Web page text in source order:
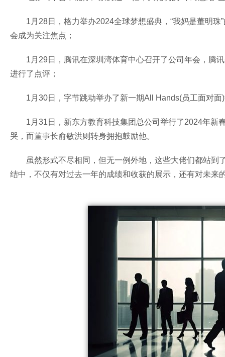
1月28日，格力举办2024全球梦想盛典，“我妈是董明
会成为关注焦点；
1月29日，腾讯在深圳湾体育中心召开了公司年会，腾
进行了点评；
1月30日，字节跳动举办了新一期All Hands(员工面对
1月31日，新东方教育科技集团总公司举行了2024年新
哭，而董事长俞敏洪则转身拥抱鼓励他。
虽然形式不尽相同，但无一例外地，这些大佬们都站到
结中，不仅有对过去一年的成绩和收获的展示，还有对未来